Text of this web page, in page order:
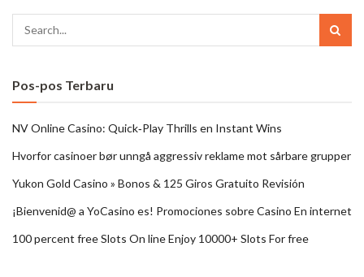
Pos-pos Terbaru
NV Online Casino: Quick‑Play Thrills en Instant Wins
Hvorfor casinoer bør unngå aggressiv reklame mot sårbare grupper
Yukon Gold Casino » Bonos & 125 Giros Gratuito Revisión
¡Bienvenid@ a YoCasino es! Promociones sobre Casino En internet
100 percent free Slots On line Enjoy 10000+ Slots For free